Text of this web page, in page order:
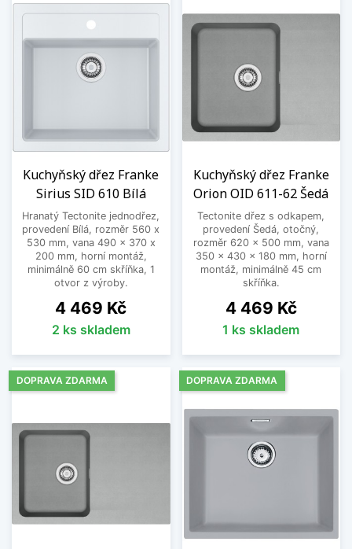
Kuchyňský dřez Franke
Sirius SID 610 Bílá
Hranatý Tectonite jednodřez,
provedení Bílá, rozměr 560 x
530 mm, vana 490 x 370 x
200 mm, horní montáž,
minimálně 60 cm skříňka, 1
otvor z výroby.
Cena
4 469 Kč
2 ks skladem
Kuchyňský dřez Franke
Orion OID 611-62 Šedá
Tectonite dřez s odkapem,
provedení Šedá, otočný,
rozměr 620 x 500 mm, vana
350 x 430 x 180 mm, horní
montáž, minimálně 45 cm
skříňka.
Cena
4 469 Kč
1 ks skladem
DOPRAVA ZDARMA DOPRAVA ZDARMA